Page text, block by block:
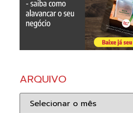
ARQUIVO
Arquivo